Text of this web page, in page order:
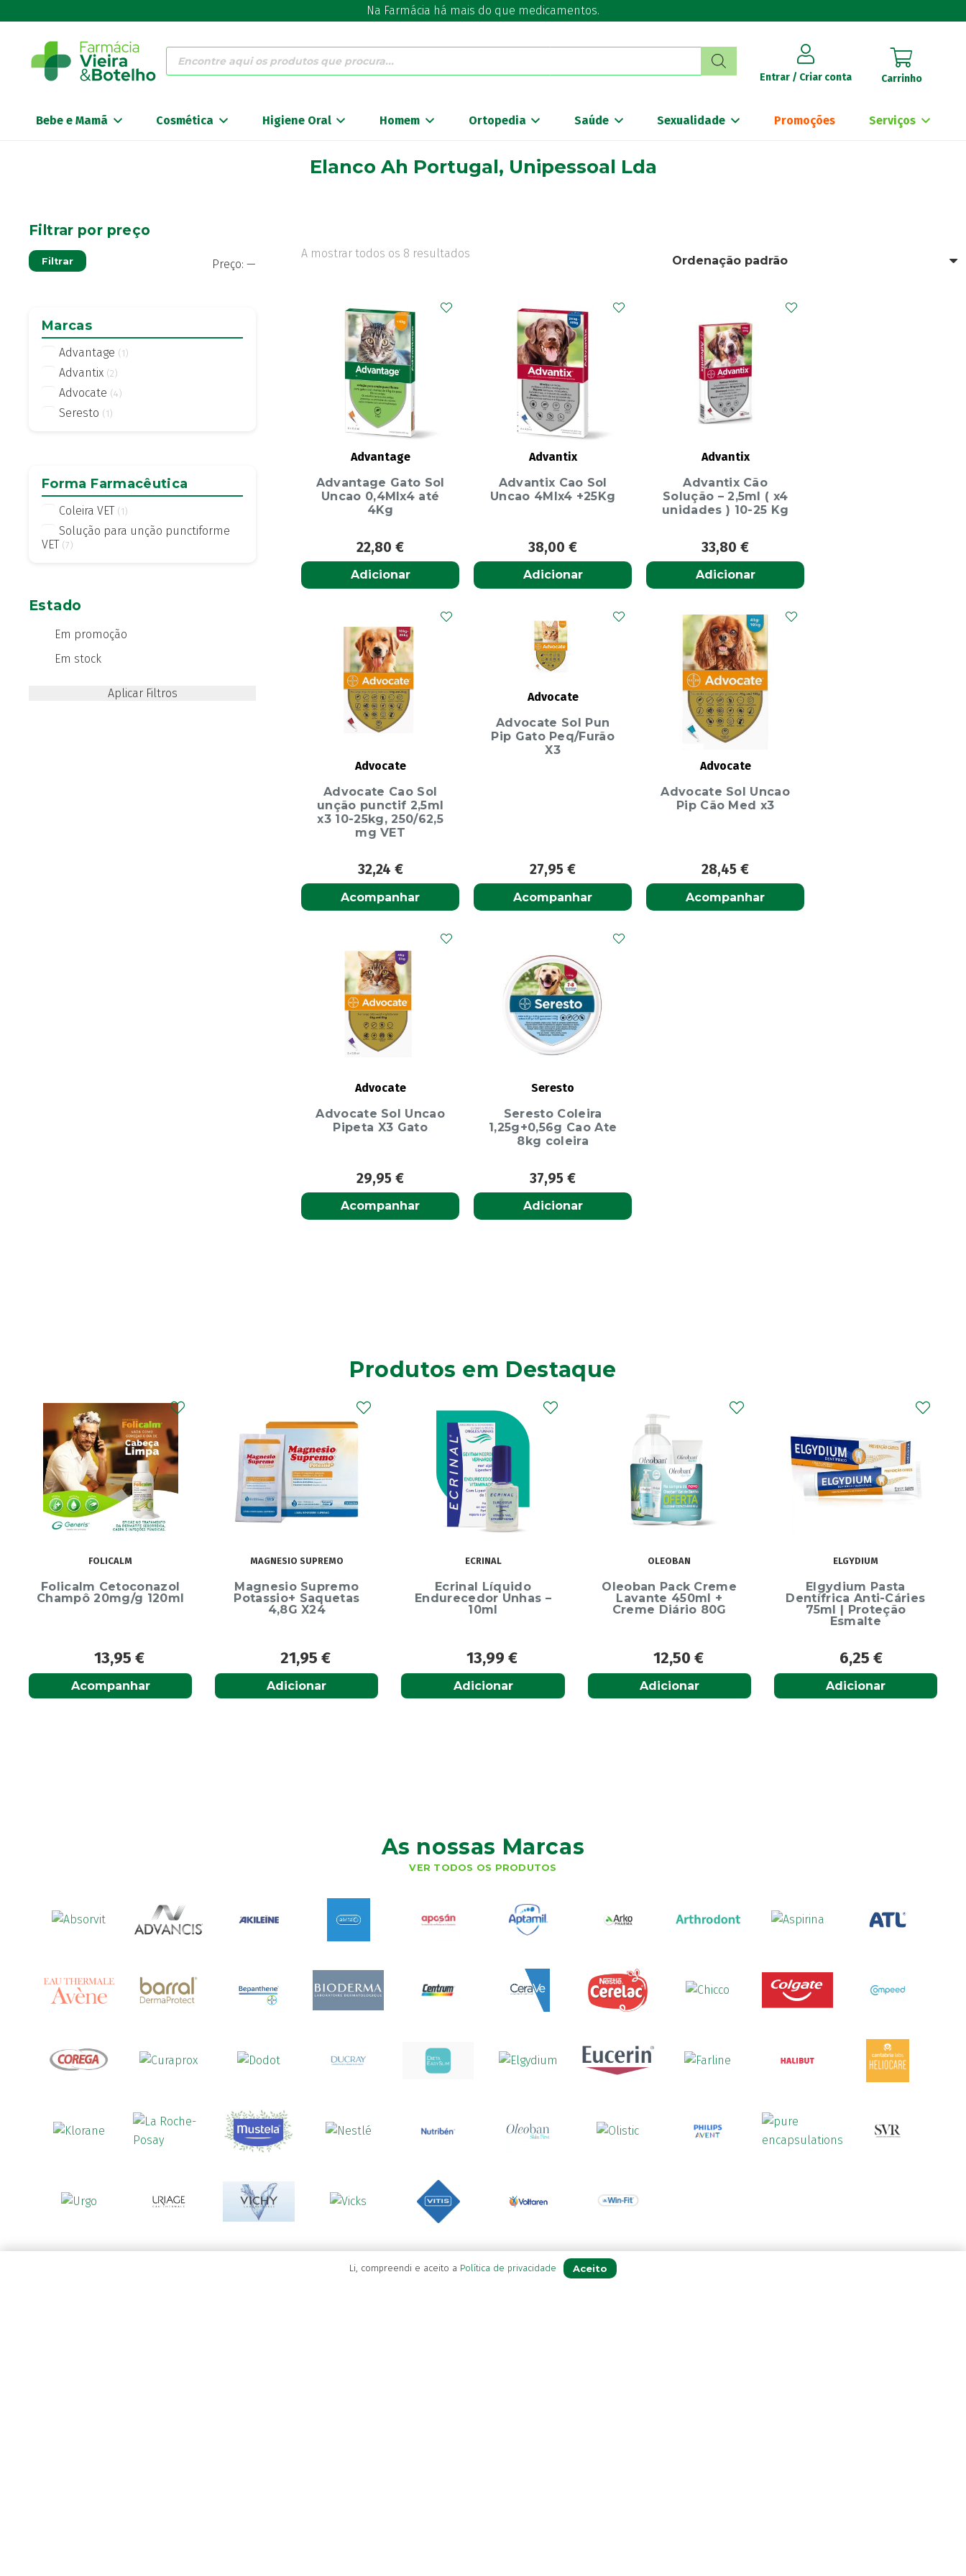
Na Farmácia há mais do que medicamentos.
Products
search
Entrar / Criar conta Carrinho
Bebe e Mamã Cosmética Higiene Oral Homem Ortopedia Saúde Sexualidade Promoções Serviços
Elanco Ah Portugal, Unipessoal Lda
A mostrar todos os 8 resultados
Advantage
Advantage Gato Sol
Uncao 0,4Mlx4 até
4Kg
22,80€
Adicionar
Advantix
Advantix Cao Sol
Uncao 4Mlx4 +25Kg
38,00€
Adicionar
Advantix
Advantix Cão
Solução – 2,5ml ( x4
unidades ) 10-25 Kg
33,80€
Adicionar
Advocate
Advocate Cao Sol
unção punctif 2,5ml
x3 10-25kg, 250/62,5
mg VET
32,24 €
Acompanhar
Advocate
Advocate Sol Pun
Pip Gato Peq/Furão
X3
27,95€
Acompanhar
Advocate
Advocate Sol Uncao
Pip Cão Med x3
28,45€
Acompanhar
Advocate
Advocate Sol Uncao
Pipeta X3 Gato
29,95€
Acompanhar
Seresto
Seresto Coleira
1,25g+0,56g Cao Ate
8kg coleira
37,95€
Adicionar
Filtrar por preço
Filtrar Preço: —
Marcas
Advantage (1)
Advantix (2)
Advocate (4)
Seresto (1)
Forma Farmacêutica
Coleira VET (1)
Solução para unção punctiforme
VET (7)
Estado
Em promoção
Em stock
Produtos em Destaque
FOLICALM
Folicalm Cetoconazol
Champô 20mg/g 120ml
13,95 €
Acompanhar
MAGNESIO SUPREMO
Magnesio Supremo
Potassio+ Saquetas
4,8G X24
21,95€
Adicionar
ECRINAL
Ecrinal Líquido
Endurecedor Unhas –
10ml
13,99€
Adicionar
OLEOBAN
Oleoban Pack Creme
Lavante 450ml +
Creme Diário 80G
12,50 €
Adicionar
ELGYDIUM
Elgydium Pasta
Dentífrica Anti-Cáries
75ml | Proteção
Esmalte
6,25 €
Adicionar
As nossas Marcas
VER TODOS OS PRODUTOS
Li, compreendi e aceito a Política de privacidade Aceito